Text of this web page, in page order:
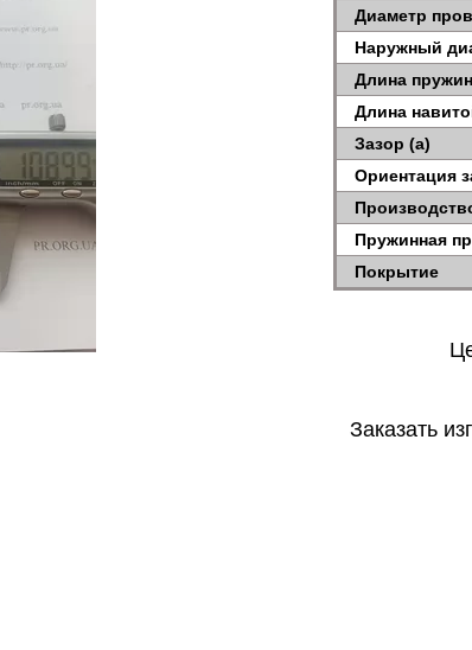
Диаметр
Наружный
Длина
Длина
Зазор (a)
Ориентация
Пружинная
Покрытие
Заказать